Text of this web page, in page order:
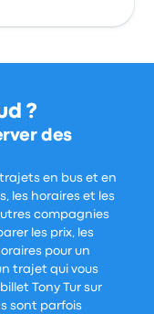
?
des
en bus et en
les horaires et les
compagnies
les prix, les
pour un
trajet qui vous
Tony Tur sur
sont parfois